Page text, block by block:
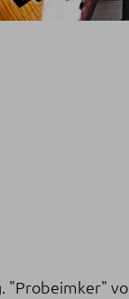
"Probeimker"